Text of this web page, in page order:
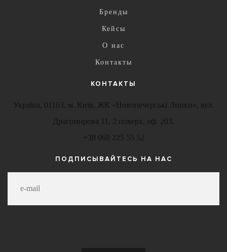
Бренды
Кейсы
О нас
Контакты
КОНТАКТЫ
Україна, 01103, м. Київ, ЖК «Новопечерські Липки», вул.
Драгомирова 11, 2 поверх, оф. 203.
+38 068 225 55 52
ПОДПИСЫВАЙТЕСЬ НА НАС